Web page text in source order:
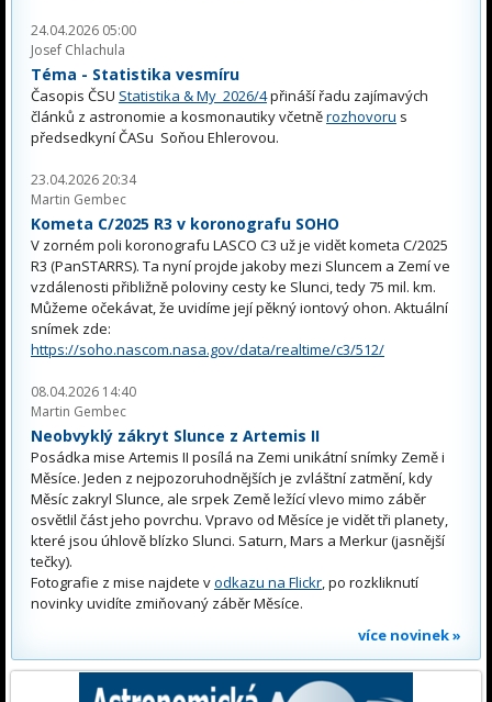
24.04.2026 05:00
Josef Chlachula
Téma - Statistika vesmíru
Časopis ČSU Statistika & My 2026/4přináší řadu zajímavých
článků z astronomie a kosmonautiky včetněrozhovoru s
předsedkyní ČASu Soňou Ehlerovou.
23.04.2026 20:34
Martin Gembec
Kometa C/2025 R3 v koronografu SOHO
V zorném poli koronografu LASCO C3 už je vidět kometa C/2025
R3 (PanSTARRS). Ta nyní projde jakoby mezi Sluncem a Zemí ve
vzdálenosti přibližně poloviny cesty ke Slunci, tedy 75 mil. km.
Můžeme očekávat, že uvidíme její pěkný iontový ohon. Aktuální
snímek zde:
https://soho.nascom.nasa.gov/data/realtime/c3/512/
08.04.2026 14:40
Martin Gembec
Neobvyklý zákryt Slunce z Artemis II
Posádka mise Artemis II posílá na Zemi unikátní snímky Země i
Měsíce. Jeden z nejpozoruhodnějších je zvláštní zatmění, kdy
Měsíc zakryl Slunce, ale srpek Země ležící vlevo mimo záběr
osvětlil část jeho povrchu. Vpravo od Měsíce je vidět tři planety,
které jsou úhlově blízko Slunci. Saturn, Mars a Merkur (jasnější
tečky).
Fotografie z mise najdete vodkazu na Flickr, po rozkliknutí
novinky uvidíte zmiňovaný záběr Měsíce.
více novinek »